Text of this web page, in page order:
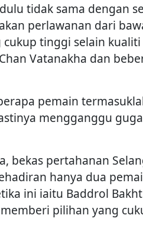
tidak sama dengan
perlawanan dari
cukup tinggi selain
Vatanakha dan
pemain
mengganggu
bekas pertahanan
hanya dua
ini iaitu Baddrol
pilihan yang